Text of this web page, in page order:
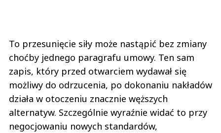
To przesunięcie siły może nastąpić bez zmiany
choćby jednego paragrafu umowy. Ten sam
zapis, który przed otwarciem wydawał się
możliwy do odrzucenia, po dokonaniu nakładów
działa w otoczeniu znacznie węższych
alternatyw. Szczególnie wyraźnie widać to przy
negocjowaniu nowych standardów,